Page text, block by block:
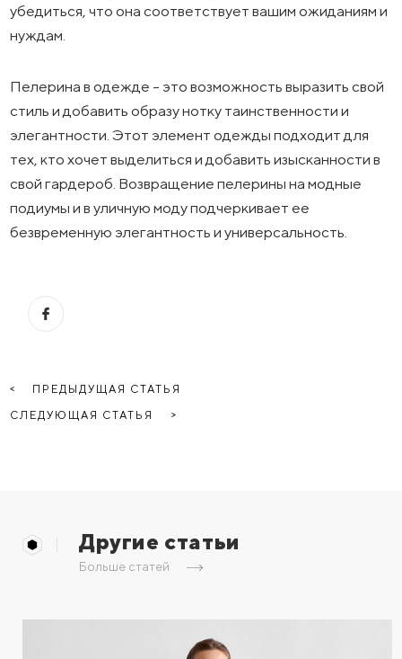
убедиться, что она соответствует вашим ожиданиям и
нуждам.
Пелерина в одежде - это возможность выразить свой
стиль и добавить образу нотку таинственности и
элегантности. Этот элемент одежды подходит для
тех, кто хочет выделиться и добавить изысканности в
свой гардероб. Возвращение пелерины на модные
подиумы и в уличную моду подчеркивает ее
безвременную элегантность и универсальность.
ПРЕДЫДУЩАЯ СТАТЬЯ
СЛЕДУЮЩАЯ СТАТЬЯ
Другие статьи
Больше статей